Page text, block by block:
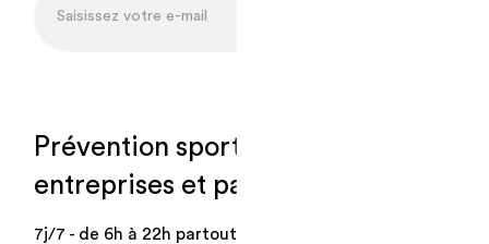
Prévention sport-santé, pour
entreprises et particuliers
7j/7 - de 6h à 22h partout en France